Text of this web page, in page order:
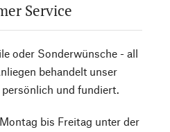
Service
oder Sonderwünsche - all
behandelt unser
und fundiert.
bis Freitag unter der